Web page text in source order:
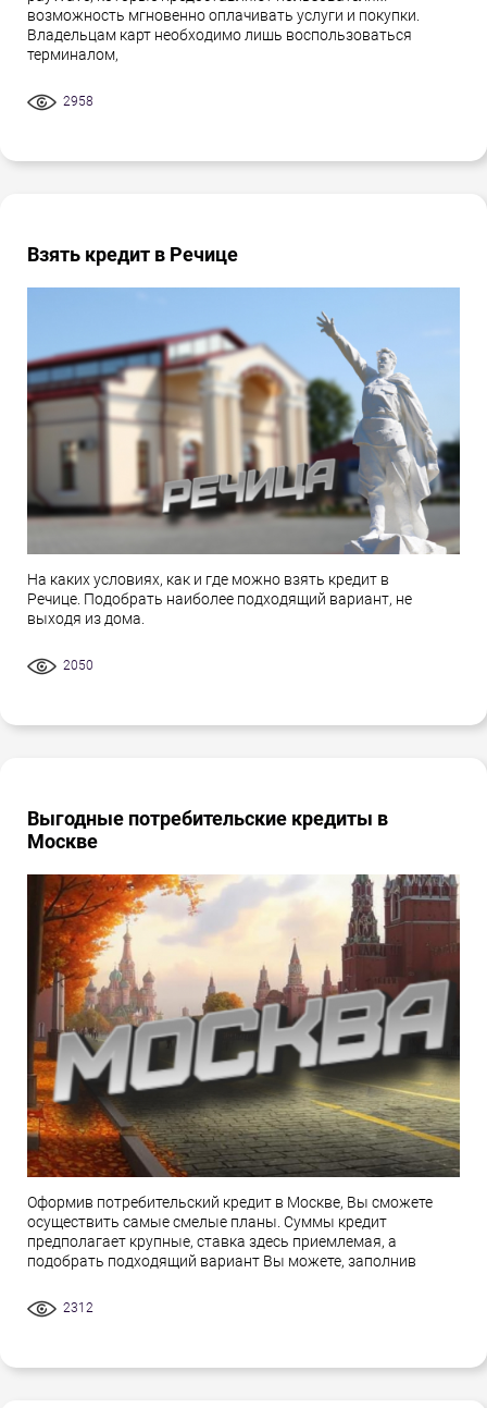
возможность мгновенно оплачивать услуги и покупки.
Владельцам карт необходимо лишь воспользоваться
терминалом,
2958
Взять кредит в Речице
На каких условиях, как и где можно взять кредит в
Речице. Подобрать наиболее подходящий вариант, не
выходя из дома.
2050
Выгодные потребительские кредиты в
Москве
Оформив потребительский кредит в Москве, Вы сможете
осуществить самые смелые планы. Суммы кредит
предполагает крупные, ставка здесь приемлемая, а
подобрать подходящий вариант Вы можете, заполнив
2312